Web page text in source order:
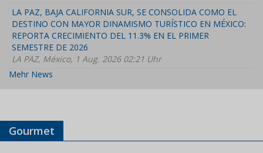
LA PAZ, BAJA CALIFORNIA SUR, SE CONSOLIDA COMO EL
DESTINO CON MAYOR DINAMISMO TURÍSTICO EN MÉXICO:
REPORTA CRECIMIENTO DEL 11.3% EN EL PRIMER
SEMESTRE DE 2026
LA PAZ, México, 1 Aug. 2026 02:21 Uhr
Mehr News
Gourmet